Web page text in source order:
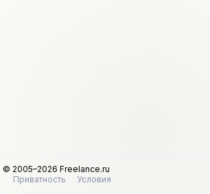
© 2005–2026 Freelance.ru
Приватность
Условия